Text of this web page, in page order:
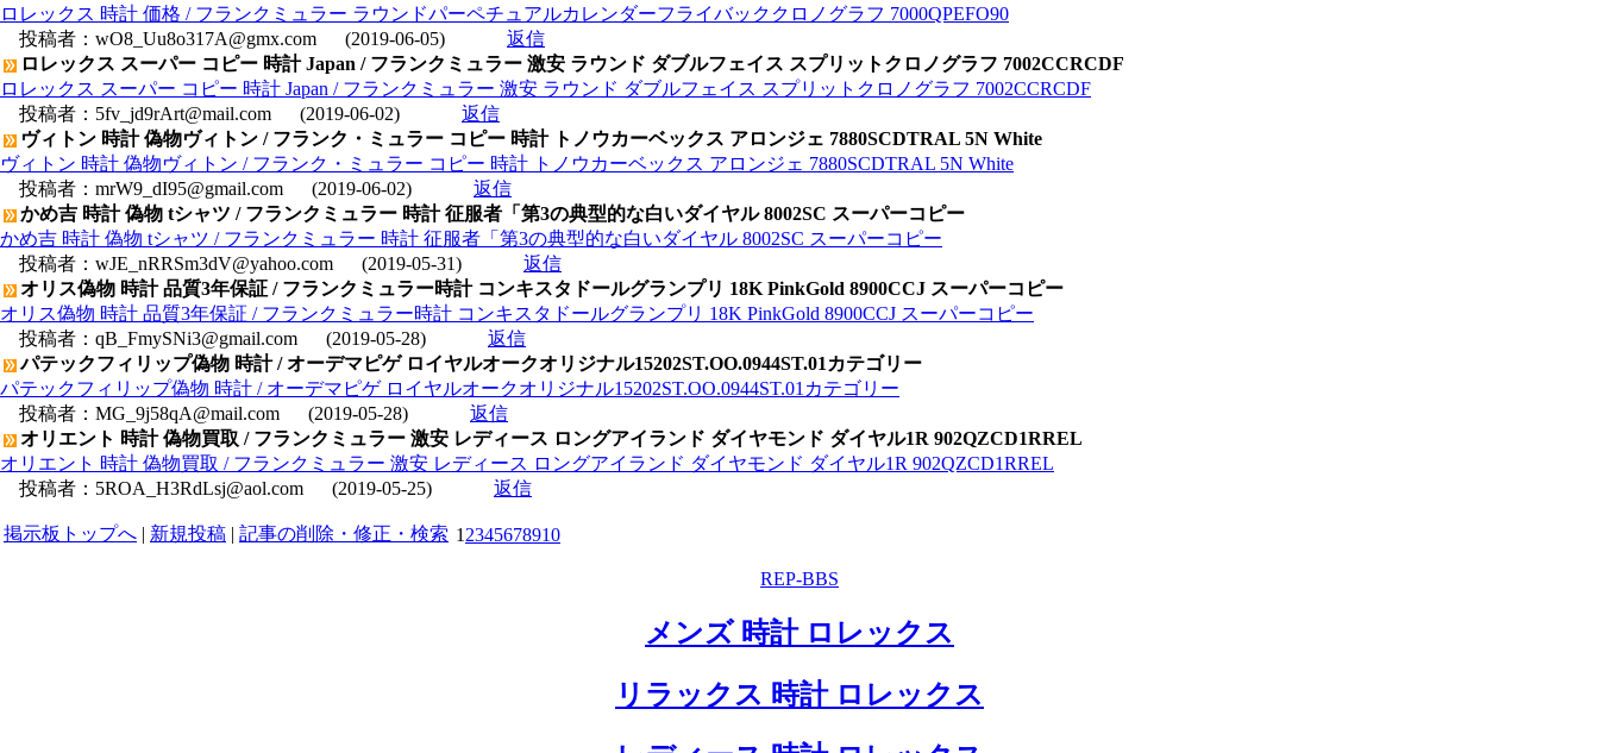
ロレックス 時計 価格 / フランクミュラー ラウンドパーペチュアルカレンダーフライバッククロノグラフ 7000QPEFO90
投稿者： wO8_Uu8o317A@gmx.com (2019-06-05)
返信
ロレックス スーパー コピー 時計 Japan / フランクミュラー 激安 ラウンド ダブルフェイス スプリットクロノグラフ 7002CCRCDF
ロレックス スーパー コピー 時計 Japan / フランクミュラー 激安 ラウンド ダブルフェイス スプリットクロノグラフ 7002CCRCDF
投稿者： 5fv_jd9rArt@mail.com (2019-06-02)
返信
ヴィトン 時計 偽物ヴィトン / フランク・ミュラー コピー 時計 トノウカーベックス アロンジェ 7880SCDTRAL 5N White
ヴィトン 時計 偽物ヴィトン / フランク・ミュラー コピー 時計 トノウカーベックス アロンジェ 7880SCDTRAL 5N White
投稿者： mrW9_dI95@gmail.com (2019-06-02)
返信
かめ吉 時計 偽物 tシャツ / フランクミュラー 時計 征服者「第3の典型的な白いダイヤル 8002SC スーパーコピー
かめ吉 時計 偽物 tシャツ / フランクミュラー 時計 征服者「第3の典型的な白いダイヤル 8002SC スーパーコピー
投稿者： wJE_nRRSm3dV@yahoo.com (2019-05-31)
返信
オリス偽物 時計 品質3年保証 / フランクミュラー時計 コンキスタドールグランプリ 18K PinkGold 8900CCJ スーパーコピー
オリス偽物 時計 品質3年保証 / フランクミュラー時計 コンキスタドールグランプリ 18K PinkGold 8900CCJ スーパーコピー
投稿者： qB_FmySNi3@gmail.com (2019-05-28)
返信
パテックフィリップ偽物 時計 / オーデマピゲ ロイヤルオークオリジナル15202ST.OO.0944ST.01カテゴリー
パテックフィリップ偽物 時計 / オーデマピゲ ロイヤルオークオリジナル15202ST.OO.0944ST.01カテゴリー
投稿者： MG_9j58qA@mail.com (2019-05-28)
返信
オリエント 時計 偽物買取 / フランクミュラー 激安 レディース ロングアイランド ダイヤモンド ダイヤル1R 902QZCD1RREL
オリエント 時計 偽物買取 / フランクミュラー 激安 レディース ロングアイランド ダイヤモンド ダイヤル1R 902QZCD1RREL
投稿者： 5ROA_H3RdLsj@aol.com (2019-05-25) 返信
掲示板トップへ | 新規投稿 | 記事の削除・修正・検索 1 2345678910
REP-BBS
メンズ 時計 ロレックス
リラックス 時計 ロレックス